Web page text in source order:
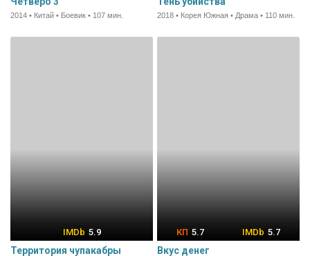
2014 • Китай • Боевик • 107 мин. 2018 • Корея Южная • Драма • 110 мин.
5.9
Территория чупакабры
5.7 5.7
Вкус денег